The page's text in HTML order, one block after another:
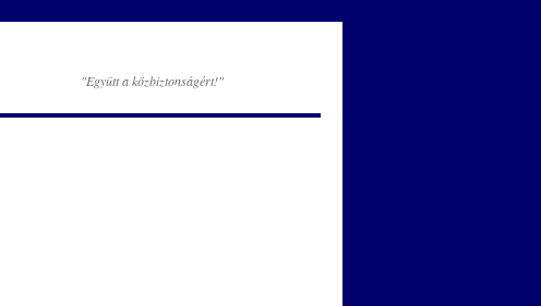
"Együtt a közbiztonságért!"